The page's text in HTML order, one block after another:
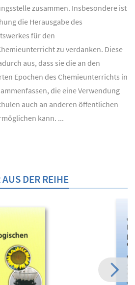
zusammen. Insbesondere ist
die Herausgabe des
für den
zu verdanken. Diese
aus, dass sie die an den
Epochen des Chemieunterrichts in
die eine Verwendung
auch an anderen öffentlichen
kann. ...
DER REIHE